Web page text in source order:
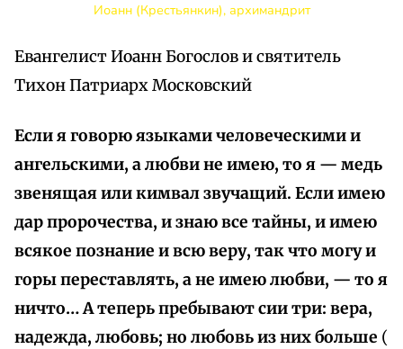
Иоанн (Крестьянкин), архимандрит
Евангелист Иоанн Богослов и святитель
Тихон Патриарх Московский
Если я говорю языками человеческими и
ангельскими, а любви не имею, то я — медь
звенящая или кимвал звучащий. Если имею
дар пророчества, и знаю все тайны, и имею
всякое познание и всю веру, так что могу и
горы переставлять, а не имею любви, — то я
ничто… А теперь пребывают сии три: вера,
надежда, любовь; но любовь из них больше (